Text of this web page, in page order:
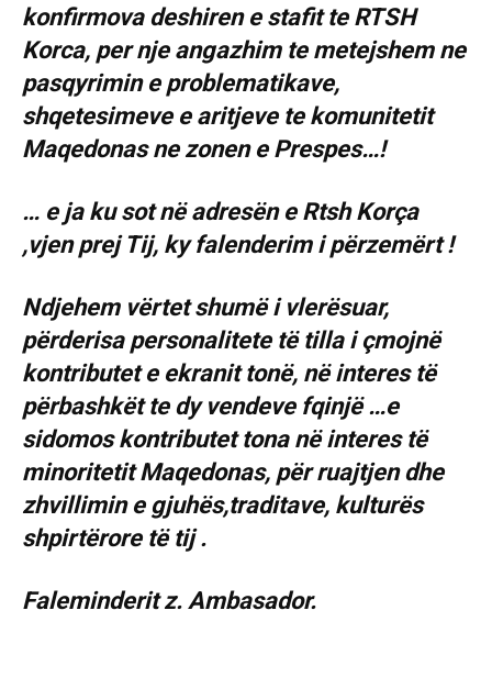
konfirmova deshiren e stafit te RTSH
Korca, per nje angazhim te metejshem ne
pasqyrimin e problematikave,
shqetesimeve e aritjeve te komunitetit
Maqedonas ne zonen e Prespes…!
… e ja ku sot në adresën e Rtsh Korça
,vjen prej Tij, ky falenderim i përzemërt !
Ndjehem vërtet shumë i vlerësuar,
përderisa personalitete të tilla i çmojnë
kontributet e ekranit tonë, në interes të
përbashkët te dy vendeve fqinjë …e
sidomos kontributet tona në interes të
minoritetit Maqedonas, për ruajtjen dhe
zhvillimin e gjuhës,traditave, kulturës
shpirtërore të tij .
Faleminderit z. Ambasador.